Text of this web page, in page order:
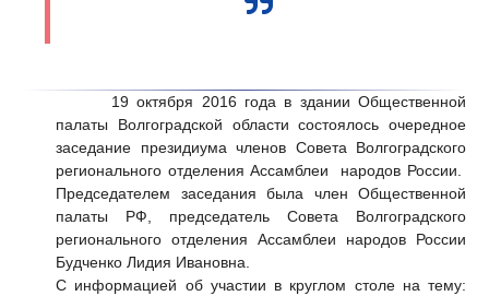
19 октября 2016 года в здании Общественной
палаты Волгоградской области состоялось очередное
заседание президиума членов Совета Волгоградского
регионального отделения Ассамблеи народов России.
Председателем заседания была член Общественной
палаты РФ, председатель Совета Волгоградского
регионального отделения Ассамблеи народов России
Будченко Лидия Ивановна.
С информацией об участии в круглом столе на тему: